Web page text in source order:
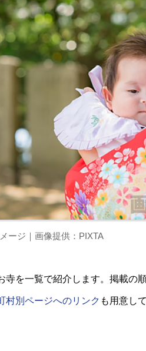
ージ｜画像提供：PIXTA
寺を一覧で紹介します。掲載の
村別ページへのリンク も用意し